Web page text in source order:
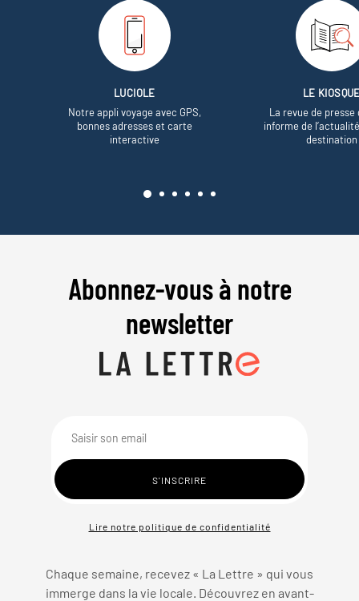
LUCIOLE
Notre appli voyage avec GPS,
bonnes adresses et carte
interactive
LE
La revue de presse
informe de
destination
Abonnez-vous à notre
newsletter
Lire notre politique de confidentialité
Chaque semaine, recevez « La Lettre » qui vous
immerge dans la vie locale. Découvrez en avant-